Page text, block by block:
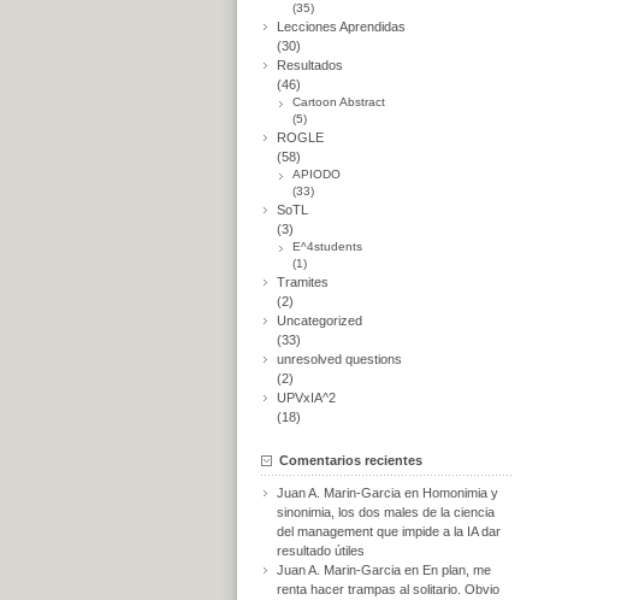
(35)
Lecciones Aprendidas
(30)
Resultados
(46)
Cartoon Abstract
(5)
ROGLE
(58)
APIODO
(33)
SoTL
(3)
E^4students
(1)
Tramites
(2)
Uncategorized
(33)
unresolved questions
(2)
UPVxIA^2
(18)
Comentarios recientes
Juan A. Marin-Garcia en Homonimia y
sinonimia, los dos males de la ciencia
del management que impide a la IA dar
resultado útiles
Juan A. Marin-Garcia en En plan, me
renta hacer trampas al solitario. Obvio